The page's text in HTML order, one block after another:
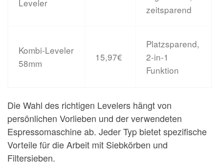
Leveler
zeitsparend
Kombi-Leveler
58mm
15,97€
Platzsparend,
2-in-1
Funktion
Die Wahl des richtigen Levelers hängt von
persönlichen Vorlieben und der verwendeten
Espressomaschine ab. Jeder Typ bietet spezifische
Vorteile für die Arbeit mit Siebkörben und
Filtersieben.